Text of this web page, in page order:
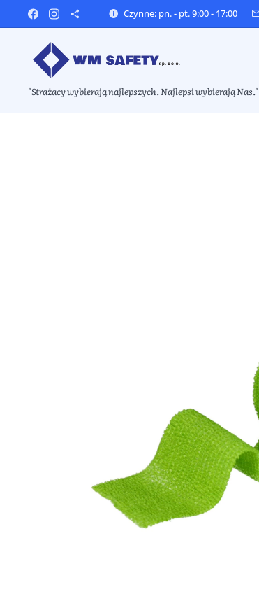
Czynne: pn. - pt. 9:00 - 17:00
"Strażacy wybierają najlepszych. Najlepsi wybierają Nas."